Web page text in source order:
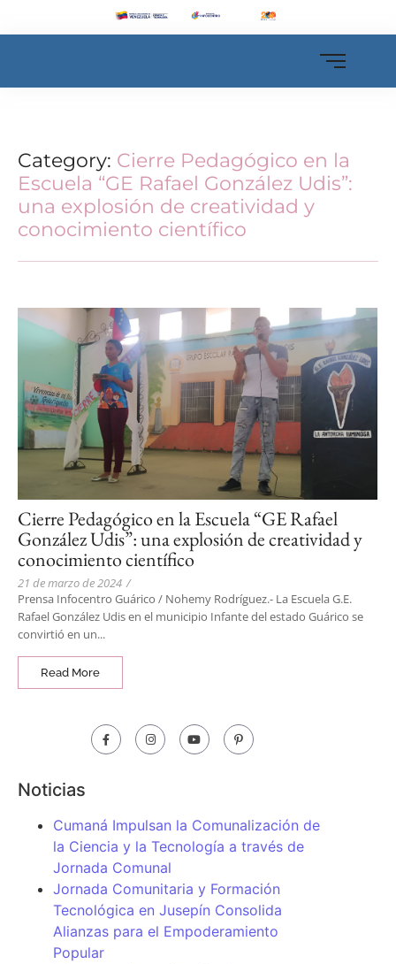
Category: Cierre Pedagógico en la
Escuela “GE Rafael González Udis”:
una explosión de creatividad y
conocimiento científico
Cierre Pedagógico en la Escuela “GE Rafael
González Udis”: una explosión de creatividad y
conocimiento científico
21 de marzo de 2024 /
Prensa Infocentro Guárico / Nohemy Rodríguez.- La Escuela G.E.
Rafael González Udis en el municipio Infante del estado Guárico se
convirtió en un...
Read More
Noticias
Cumaná Impulsan la Comunalización de
la Ciencia y la Tecnología a través de
Jornada Comunal
Jornada Comunitaria y Formación
Tecnológica en Jusepín Consolida
Alianzas para el Empoderamiento
Popular